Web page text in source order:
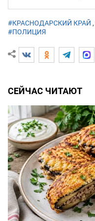
#КРАСНОДАРСКИЙ КРАЙ ,
#ПОЛИЦИЯ
СЕЙЧАС ЧИТАЮТ